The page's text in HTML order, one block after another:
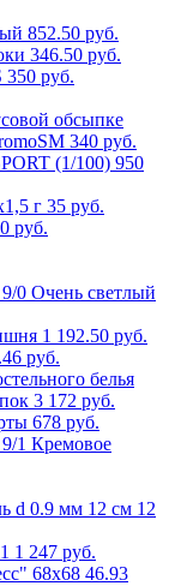
852.50 руб.
346.50 руб.
350 руб.
340 руб.
950
35 руб.
руб.
1 192.50 руб.
руб.
3 172 руб.
678 руб.
1 247 руб.
46.93